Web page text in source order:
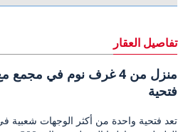
تفاصيل العقار
منزل من 4 غرف نوم في
فتحية
تعد فتحية واحدة من أكثر الوجهات شعبية